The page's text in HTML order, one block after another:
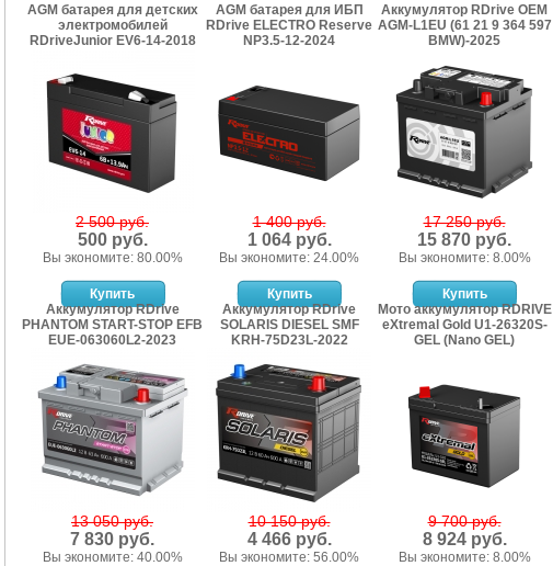
AGM батарея для детских
электромобилей
RDriveJunior EV6-14-2018
2 500 руб.
500 руб.
Вы экономите: 80.00%
AGM батарея для ИБП
RDrive ELECTRO Reserve
NP3.5-12-2024
1 400 руб.
1 064 руб.
Вы экономите: 24.00%
Аккумулятор RDrive OEM
AGM-L1EU (61 21 9 364 597
BMW)-2025
17 250 руб.
15 870 руб.
Вы экономите: 8.00%
Аккумулятор RDrive
PHANTOM START-STOP EFB
EUE-063060L2-2023
13 050 руб.
7 830 руб.
Вы экономите: 40.00%
Аккумулятор RDrive
SOLARIS DIESEL SMF
KRH-75D23L-2022
10 150 руб.
4 466 руб.
Вы экономите: 56.00%
Мото аккумулятор RDRIVE
eXtremal Gold U1-26320S-
GEL (Nano GEL)
9 700 руб.
8 924 руб.
Вы экономите: 8.00%